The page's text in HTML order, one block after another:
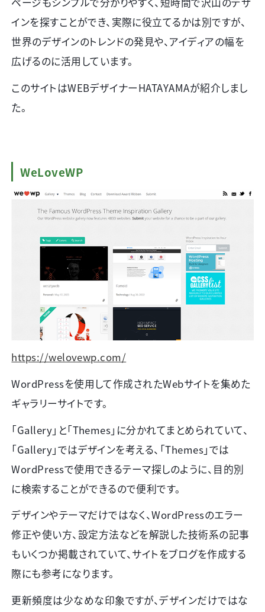
インを探すことができ、実際に役立てるかは別ですが、
世界のデザインのトレンドの発見や、アイディアの幅を
広げるのに活用しています。
このサイトはWEBデザイナーHATAYAMAが紹介しまし
た。
WeLoveWP
https://welovewp.com/
WordPressを使用して作成されたWebサイトを集めた
ギャラリーサイトです。
「Gallery」と「Themes」に分かれてまとめられていて、
「Gallery」ではデザインを考える、「Themes」では
WordPressで使用できるテーマ探しのように、目的別
に検索することができるので便利です。
デザインやテーマだけではなく、WordPressのエラー
修正や使い方、設定方法などを解説した技術系の記事
もいくつか掲載されていて、サイトをブログを作成する
際にも参考になります。
更新頻度は少なめな印象ですが、デザインだけではな